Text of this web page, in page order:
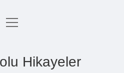
Anasayfa
menüyü
Hikayeler